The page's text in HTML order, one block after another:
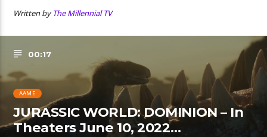
Written byThe Millennial TV
00:17
AAME
JURASSIC WORLD: DOMINION – In
Theaters June 10, 2022…